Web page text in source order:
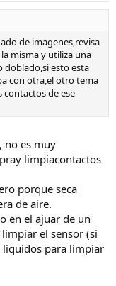
de imagenes,revisa
misma y utiliza una
doblado,si esto esta
con otra,el otro tema
contactos de ese
no es muy
limpiacontactos
porque seca
de aire.
en el ajuar de un
el sensor (si
liquidos para limpiar